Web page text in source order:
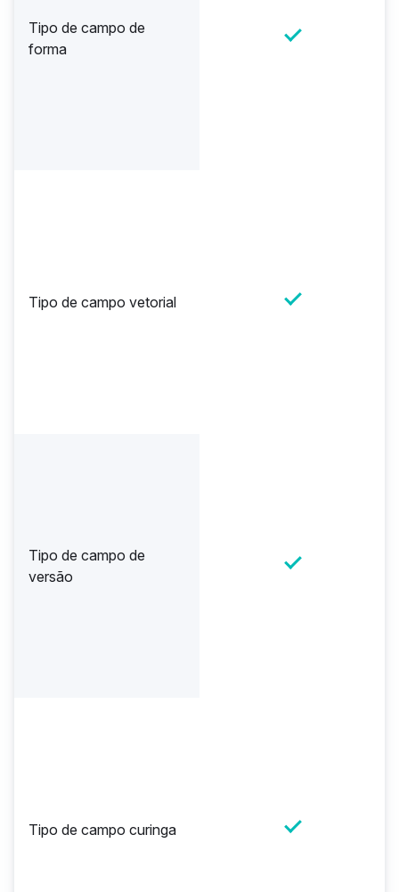
Tipo de campo de
forma
Tipo de campo vetorial
Tipo de campo de
versão
Tipo de campo curinga